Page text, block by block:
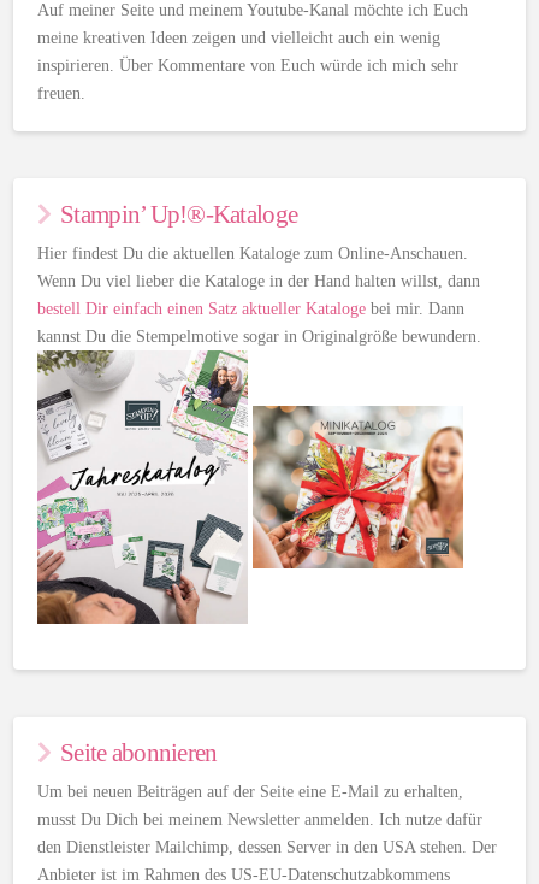
Auf meiner Seite und meinem Youtube-Kanal möchte ich Euch
meine kreativen Ideen zeigen und vielleicht auch ein wenig
inspirieren. Über Kommentare von Euch würde ich mich sehr
freuen.
Stampin’ Up!®-Kataloge
Hier findest Du die aktuellen Kataloge zum Online-Anschauen.
Wenn Du viel lieber die Kataloge in der Hand halten willst, dann
bestell Dir einfach einen Satz aktueller Kataloge bei mir. Dann
kannst Du die Stempelmotive sogar in Originalgröße bewundern.
Seite abonnieren
Um bei neuen Beiträgen auf der Seite eine E-Mail zu erhalten,
musst Du Dich bei meinem Newsletter anmelden. Ich nutze dafür
den Dienstleister Mailchimp, dessen Server in den USA stehen. Der
Anbieter ist im Rahmen des US-EU-Datenschutzabkommens